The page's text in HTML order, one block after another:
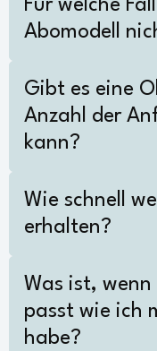
Für welche
Abomodell
Gibt es eine
Anzahl der
kann?
Wie schnell
erhalten?
Was ist,
passt wie ich
habe?